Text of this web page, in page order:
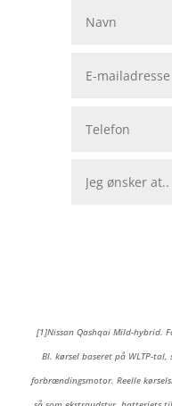
[1]Nissan Qashqai Mild-hybrid.
Bl. kørsel baseret på WLTP-
forbrændingsmotor. Reelle